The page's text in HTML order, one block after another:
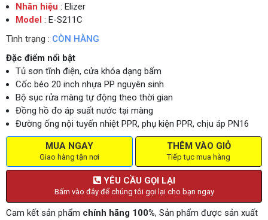
Nhãn hiệu : Elizer
Model : E-S211C
Tình trạng : CÒN HÀNG
Đặc điểm nổi bật
Tủ sơn tĩnh điện, cửa khóa dạng bấm
Cốc béo 20 inch nhựa PP nguyên sinh
Bộ sục rửa màng tự động theo thời gian
Đồng hồ đo áp suất nước tại màng
Đường ống nội tuyến nhiệt PPR, phụ kiện PPR, chịu áp PN16
MUA NGAY
Giao hàng tận nơi
THÊM VÀO GIỎ
Tiếp tục mua hàng
YÊU CẦU GỌI LẠI
Bấm vào đây để chúng tôi gọi lại cho bạn ngay
Cam kết sản phẩm chính hãng 100%, Sản phẩm được sản xuất